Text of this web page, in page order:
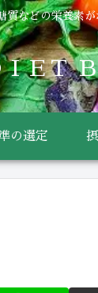
質などの栄養素
ＥＴ
の選定